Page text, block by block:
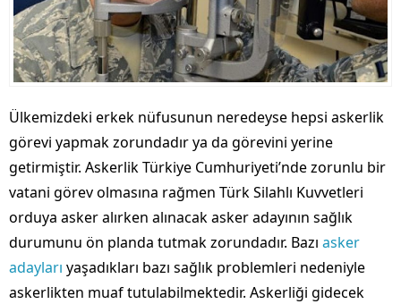
Ülkemizdeki erkek nüfusunun neredeyse hepsi askerlik
görevi yapmak zorundadır ya da görevini yerine
getirmiştir. Askerlik Türkiye Cumhuriyeti’nde zorunlu bir
vatani görev olmasına rağmen Türk Silahlı Kuvvetleri
orduya asker alırken alınacak asker adayının sağlık
durumunu ön planda tutmak zorundadır. Bazı asker
adayları yaşadıkları bazı sağlık problemleri nedeniyle
askerlikten muaf tutulabilmektedir. Askerliği gidecek